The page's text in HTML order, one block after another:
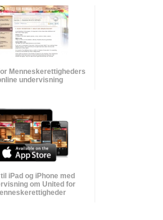
Menneskerettigheders
undervisning
iPad og iPhone med
om United for